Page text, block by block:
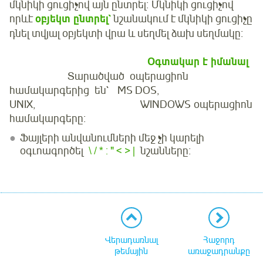
մկնիկի ցուցիչով այն ընտրել։ Մկնիկի ցուցիչով
որևէօբյեկտ ընտրել`նշանակում է մկնիկի ցուցիչը
դնել տվյալ օբյեկտի վրա և սեղմել ձախ սեղմակը։
Օգտակար է իմանալ
Տարածված օպերացիոն
համակարգերից են` MS DOS,
UNIX, WINDOWS օպերացիոն
համակարգերը։
Ֆայլերի անվանումների մեջ չի կարելի
օգւոագործել \ / * : " < > | նշանները։
Վերադառնալ
թեմային
Հաջորդ
առաջադրանքը